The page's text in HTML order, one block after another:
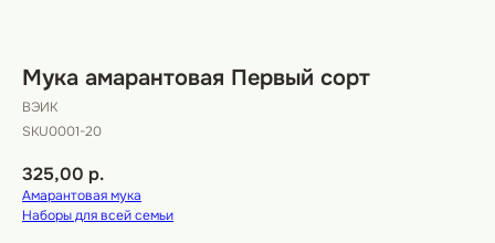
Мука амарантовая Первый сорт
ВЭИК
SKU0001-20
325,00 р.
Амарантовая мука
Наборы для всей семьи